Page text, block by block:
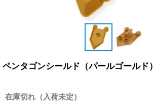
ペンタゴンシールド（パールゴールド）
在庫切れ（入荷未定）